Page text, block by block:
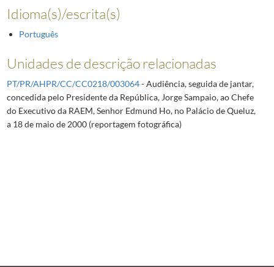
Idioma(s)/escrita(s)
Português
Unidades de descrição relacionadas
PT/PR/AHPR/CC/CC0218/003064- Audiência, seguida de jantar,
concedida pelo Presidente da República, Jorge Sampaio, ao Chefe
do Executivo da RAEM, Senhor Edmund Ho, no Palácio de Queluz,
a 18 de maio de 2000 (reportagem fotográfica)